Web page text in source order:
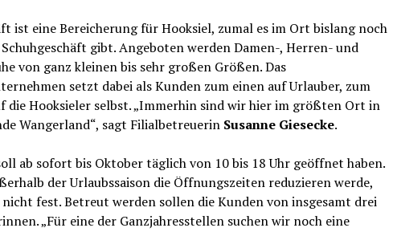
ist eine Bereicherung für Hooksiel, zumal es im Ort bislang noch
gibt. Angeboten werden Damen-, Herren- und
von ganz kleinen bis sehr großen Größen. Das
setzt dabei als Kunden zum einen auf Urlauber, zum
die Hooksieler selbst. „Immerhin sind wir hier im größten Ort in
Wangerland“, sagt Filialbetreuerin Susanne Giesecke.
ab sofort bis Oktober täglich von 10 bis 18 Uhr geöffnet haben.
der Urlaubssaison die Öffnungszeiten reduzieren werde,
nicht fest. Betreut werden sollen die Kunden von insgesamt drei
„Für eine der Ganzjahresstellen suchen wir noch eine